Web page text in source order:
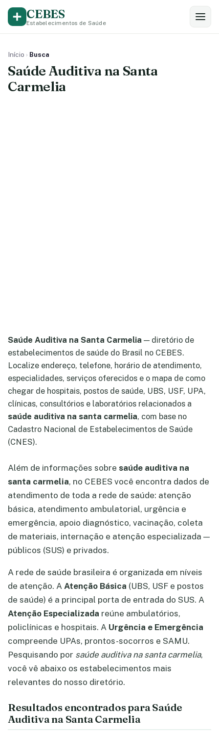
CEBES
Estabelecimentos de Saúde
Início › Busca
Saúde Auditiva na Santa
Carmelia
Saúde Auditiva na Santa Carmelia — diretório de
estabelecimentos de saúde do Brasil no CEBES.
Localize endereço, telefone, horário de atendimento,
especialidades, serviços oferecidos e o mapa de como
chegar de hospitais, postos de saúde, UBS, USF, UPA,
clínicas, consultórios e laboratórios relacionados a
saúde auditiva na santa carmelia, com base no
Cadastro Nacional de Estabelecimentos de Saúde
(CNES).
Além de informações sobre saúde auditiva na
santa carmelia, no CEBES você encontra dados de
atendimento de toda a rede de saúde: atenção
básica, atendimento ambulatorial, urgência e
emergência, apoio diagnóstico, vacinação, coleta
de materiais, internação e atenção especializada —
públicos (SUS) e privados.
A rede de saúde brasileira é organizada em níveis
de atenção. A Atenção Básica (UBS, USF e postos
de saúde) é a principal porta de entrada do SUS. A
Atenção Especializada reúne ambulatórios,
policlínicas e hospitais. A Urgência e Emergência
compreende UPAs, prontos-socorros e SAMU.
Pesquisando por saúde auditiva na santa carmelia,
você vê abaixo os estabelecimentos mais
relevantes do nosso diretório.
Resultados encontrados para Saúde
Auditiva na Santa Carmelia